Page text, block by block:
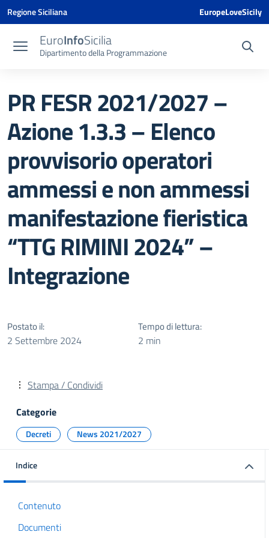
Vai ai contenuti
Vai al menu di navigazione
Vai al footer
Vai al banner delle Cookie Policy
Regione Siciliana EuropeLoveSicily
EuroInfoSicilia
Dipartimento della Programmazione
PR FESR 2021/2027 –
Azione 1.3.3 – Elenco
provvisorio operatori
ammessi e non ammessi
manifestazione fieristica
“TTG RIMINI 2024” –
Integrazione
Postato il:
2 Settembre 2024
Tempo di lettura:
2 min
Stampa / Condividi
Categorie
Decreti News 2021/2027
Indice
Contenuto
Documenti